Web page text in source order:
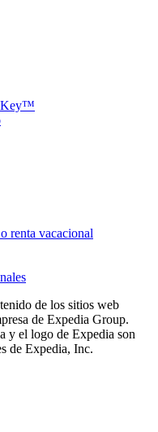
Key™
renta vacacional
de los sitios web
de Expedia Group.
y el logo de Expedia son
de Expedia, Inc.